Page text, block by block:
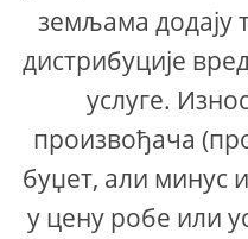
земљама додају
дистрибуције
услуге.
произвођача
буџет, али минус
у цену робе или